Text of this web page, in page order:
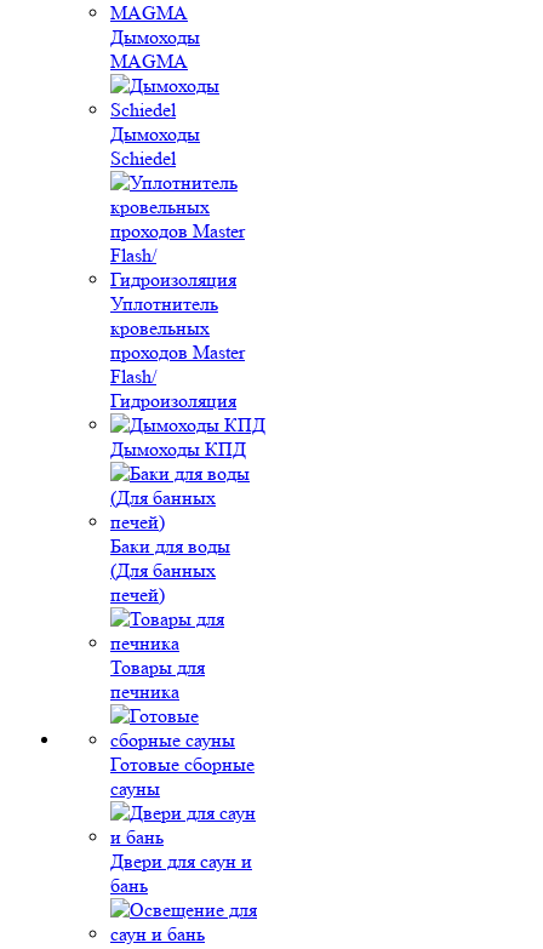
Дымоходы
MAGMA
Дымоходы
Schiedel
Уплотнитель
кровельных
проходов Master
Flash/
Гидроизоляция
Дымоходы КПД
Баки для воды
(Для банных
печей)
Товары для
печника
Готовые сборные
сауны
Двери для саун и
бань